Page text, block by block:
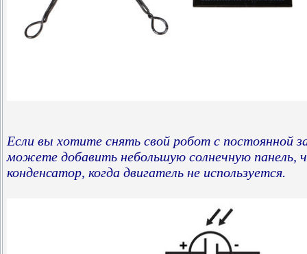
Если вы хотите снять свой робот с постоянной
можете добавить небольшую солнечную панель,
конденсатор, когда двигатель не используется.